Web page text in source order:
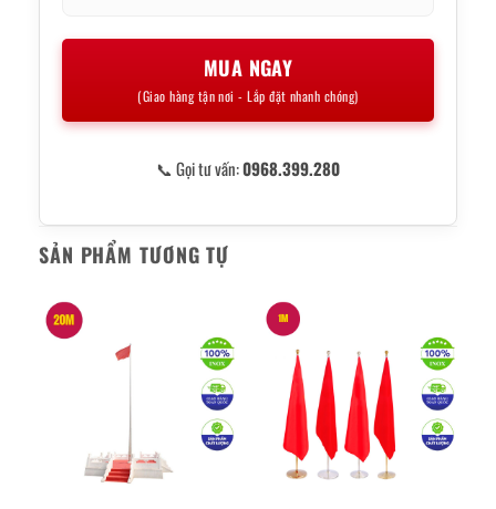
MUA NGAY
(Giao hàng tận nơi - Lắp đặt nhanh chóng)
📞 Gọi tư vấn:0968.399.280
SẢN PHẨM TƯƠNG TỰ